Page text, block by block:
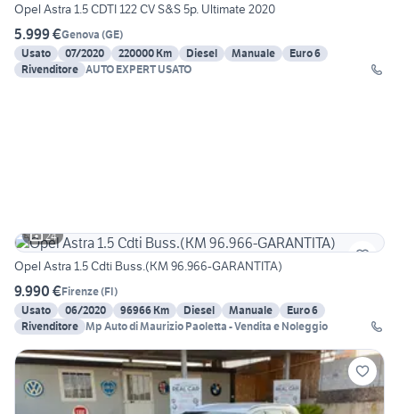
Opel Astra 1.5 CDTI 122 CV S&S 5p. Ultimate 2020
5.999 €Genova (GE)
Usato
07/2020 220000 Km Diesel Manuale
Euro 6
Rivenditore AUTO EXPERT USATO
24
Opel Astra 1.5 Cdti Buss.(KM 96.966-GARANTITA)
9.990 €Firenze(FI)
Usato
06/2020 96966 Km Diesel Manuale
Euro 6
Rivenditore Mp Auto di Maurizio Paoletta - Vendita e Noleggio